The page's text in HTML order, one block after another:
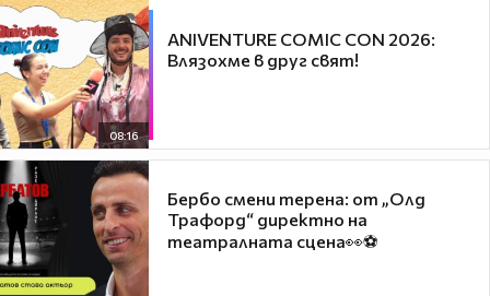
08:16
ANIVENTURE COMIC CON 2026:
Влязохме в друг свят!
Бербо смени терена: от „Олд
Трафорд“ директно на
театралната сцена👀⚽